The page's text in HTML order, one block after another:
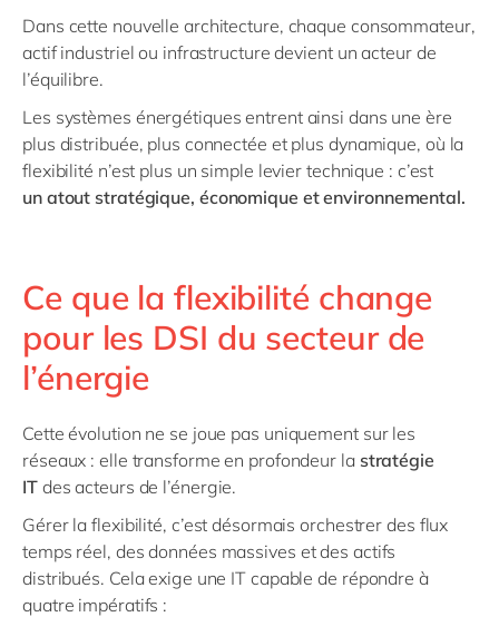
Dans cette nouvelle architecture, chaque consommateur,
actif industriel ou infrastructure devient un acteur de
l’équilibre.
Les systèmes énergétiques entrent ainsi dans une ère
plus distribuée, plus connectée et plus dynamique, où la
flexibilité n’est plus un simple levier technique : c’est
un atout stratégique, économique et environnemental.
Ce que la flexibilité change
pour les DSI du secteur de
l’énergie
Cette évolution ne se joue pas uniquement sur les
réseaux : elle transforme en profondeur la stratégie
IT des acteurs de l’énergie.
Gérer la flexibilité, c’est désormais orchestrer des flux
temps réel, des données massives et des actifs
distribués. Cela exige une IT capable de répondre à
quatre impératifs :